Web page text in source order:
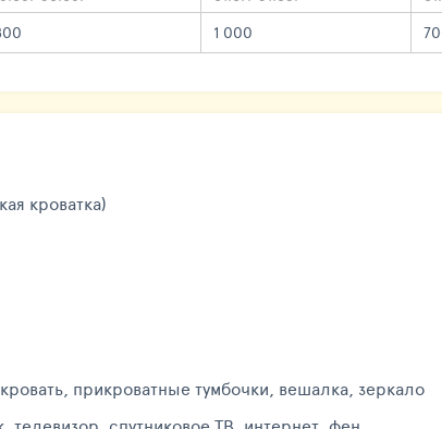
1 000
кроватка)
прикроватные тумбочки, вешалка, зеркало